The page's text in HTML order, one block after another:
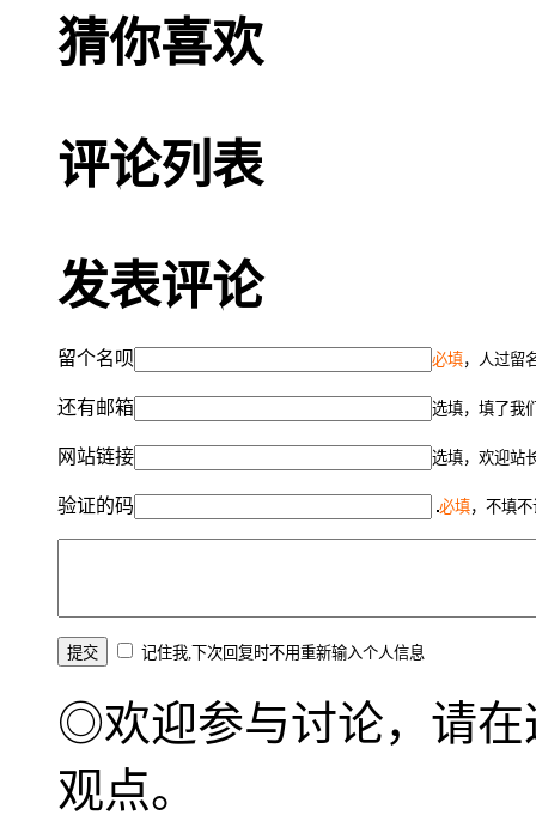
猜你喜欢
评论列表
发表评论
留个名呗 必填，人过留
还有邮箱 选填，填了我
网站链接 选填，欢迎站
验证的码 必填，不填
记住我,下次回复时不用重新输入个人信息
◎欢迎参与讨论，请在
观点。